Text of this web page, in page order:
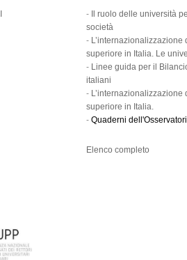
-
Il ruolo delle università
società
- L’internazionalizzazione
superiore in Italia. Le
- Linee guida per il
italiani
- L’internazionalizzazione
superiore in Italia.
- Quaderni
Elenco completo